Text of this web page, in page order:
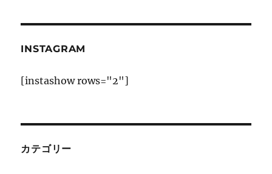
INSTAGRAM
[instashow rows="2"]
カテゴリー